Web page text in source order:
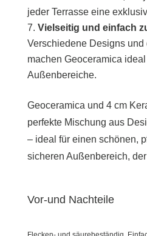
jeder Terrasse eine
Vielseitig und einfach
Verschiedene Designs
machen Geoceramica
Außenbereiche.
Geoceramica und 4 cm
perfekte Mischung aus
– ideal für einen schönen,
sicheren Außenbereich,
Vor-und Nachteile